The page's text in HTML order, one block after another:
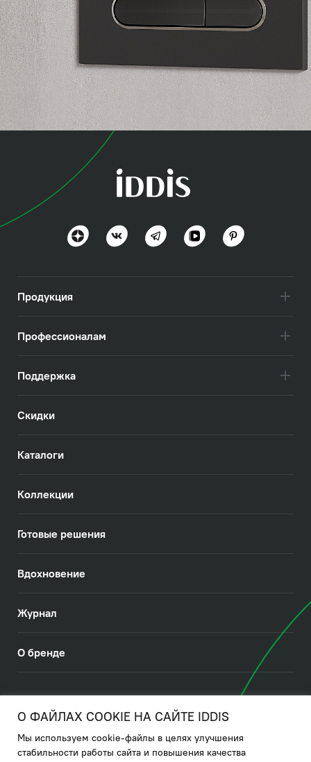
Юнификс (Unifix)
Продукция
Профессионалам
Поддержка
Скидки
Каталоги
Коллекции
Готовые решения
Вдохновение
Журнал
О бренде
Политика в отношении использования файлов cookies
О ФАЙЛАХ COOKIE НА САЙТЕ IDDIS
Мы используем cookie-файлы в целях улучшения
стабильности работы сайта и повышения качества